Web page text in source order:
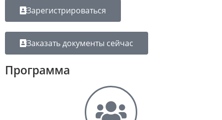
Зарегистрироваться
Заказать документы сейчас
Программа